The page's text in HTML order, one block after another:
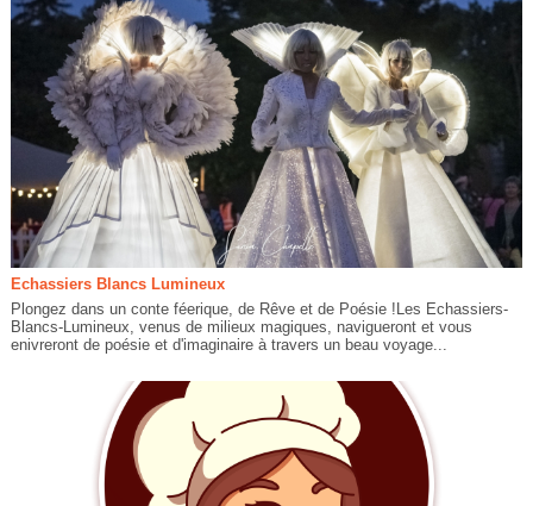
Echassiers Blancs Lumineux
Plongez dans un conte féerique, de Rêve et de Poésie !Les Echassiers-
Blancs-Lumineux, venus de milieux magiques, navigueront et vous
enivreront de poésie et d'imaginaire à travers un beau voyage...